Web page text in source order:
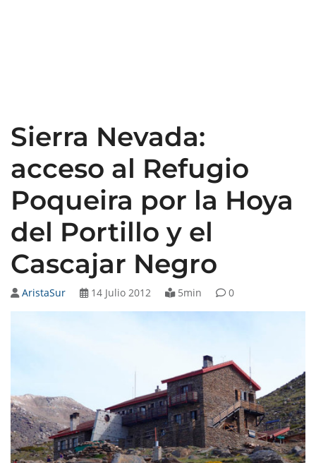
Sierra Nevada:
acceso al Refugio
Poqueira por la Hoya
del Portillo y el
Cascajar Negro
AristaSur 14 Julio 2012 5min 0